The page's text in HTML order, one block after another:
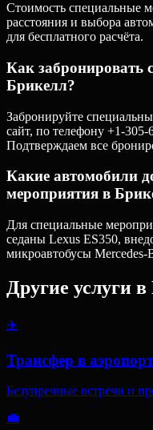
Стоимость специальные
расстояния и выбора
для бесплатного расчёта.
Как забронировать
Брикелл?
Забронируйте
сайт, по телефону +1-
Подтверждаем все
Какие автомобили
мероприятия в
Для специальные
седаны Lexus ES350,
микроавтобусы Mercedes-
Другие услуги в
✈️
Трансфер в аэропорт
Безупречные встречи и
💼